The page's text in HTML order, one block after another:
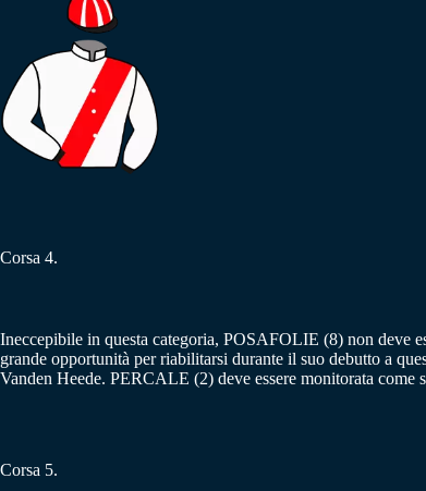
Corsa 4.
Ineccepibile in questa categoria, POSAFOLIE (8) non deve
grande opportunità per riabilitarsi durante il suo debutto a
Vanden Heede. PERCALE (2) deve essere monitorata
Corsa 5.